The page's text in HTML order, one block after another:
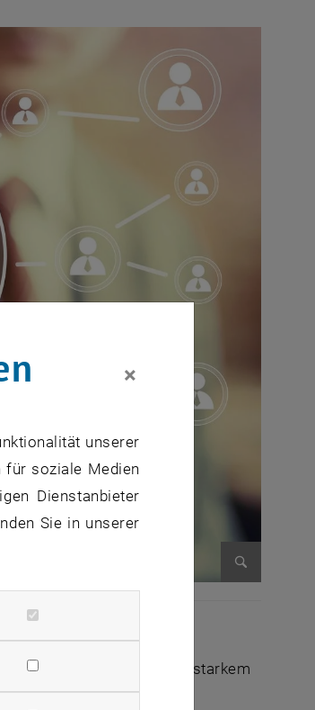
Wienauf dem Gebiet der
Ausbildungen mit starkem
×
unserer
für soziale Medien
Dienstanbieter
Sie in unserer